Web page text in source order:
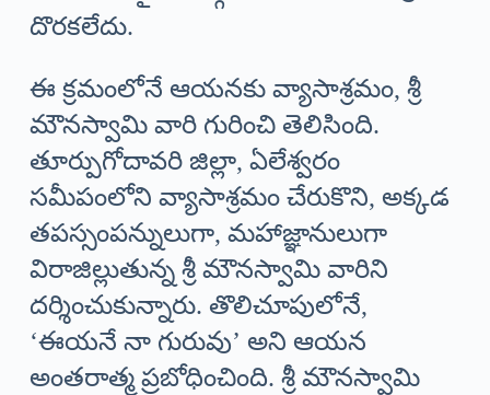
దొరకలేదు.
ఈ క్రమంలోనే ఆయనకు వ్యాసాశ్రమం, శ్రీ
మౌనస్వామి వారి గురించి తెలిసింది.
తూర్పుగోదావరి జిల్లా, ఏలేశ్వరం
సమీపంలోని వ్యాసాశ్రమం చేరుకొని, అక్కడ
తపస్సంపన్నులుగా, మహాజ్ఞానులుగా
విరాజిల్లుతున్న శ్రీ మౌనస్వామి వారిని
దర్శించుకున్నారు. తొలిచూపులోనే,
‘ఈయనే నా గురువు’ అని ఆయన
అంతరాత్మ ప్రబోధించింది. శ్రీ మౌనస్వామి